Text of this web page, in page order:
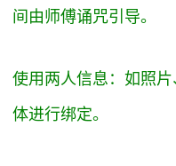
间由师傅诵咒引导。
使用两人信息：如照片
体进行绑定。